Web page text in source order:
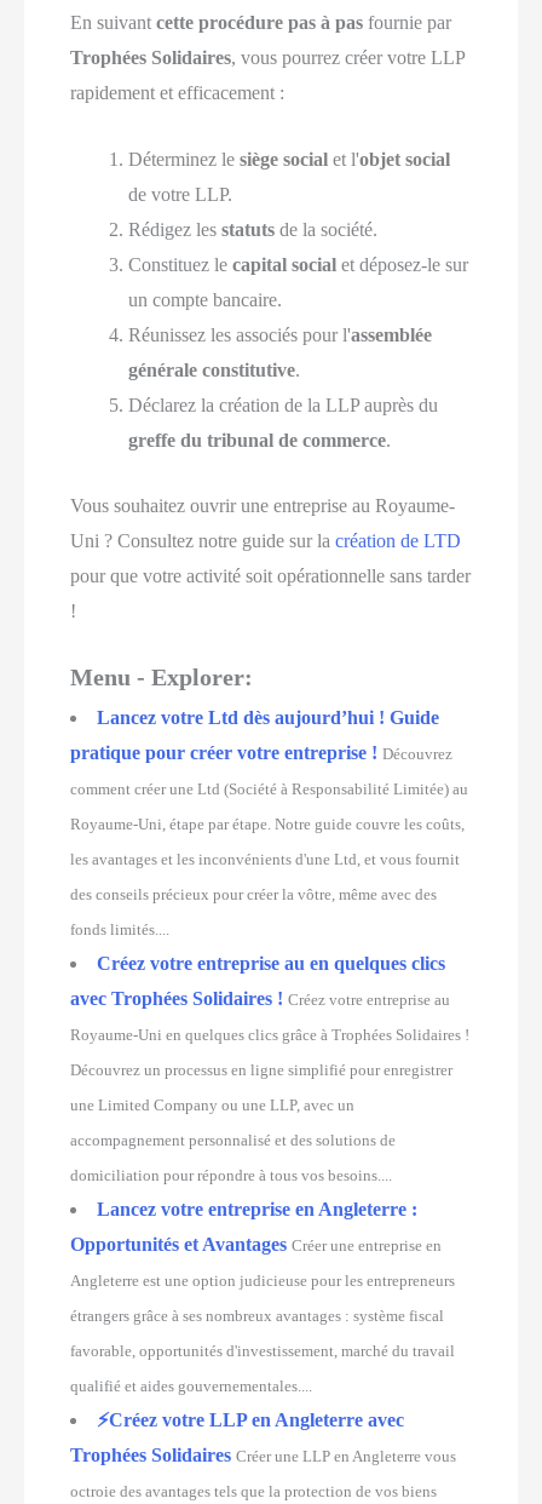
En suivantcette procédure pas à pas fournie par
Trophées Solidaires, vous pourrez créer votre LLP
rapidement et efficacement :
Déterminez lesiège social et l'objet social
de votre LLP.
Rédigez lesstatuts de la société.
Constituez lecapital social et déposez-le sur
un compte bancaire.
Réunissez les associés pour l'assemblée
générale constitutive.
Déclarez la création de la LLP auprès du
greffe du tribunal de commerce.
Vous souhaitez ouvrir une entreprise au Royaume-
Uni ? Consultez notre guide sur lacréation de LTD
pour que votre activité soit opérationnelle sans tarder
!
Menu - Explorer:
Lancez votre Ltd dès aujourd’hui ! Guide
pratique pour créer votre entreprise ! Découvrez
comment créer une Ltd (Société à Responsabilité Limitée) au
Royaume-Uni, étape par étape. Notre guide couvre les coûts,
les avantages et les inconvénients d'une Ltd, et vous fournit
des conseils précieux pour créer la vôtre, même avec des
fonds limités....
Créez votre entreprise au en quelques clics
avec Trophées Solidaires ! Créez votre entreprise au
Royaume-Uni en quelques clics grâce à Trophées Solidaires !
Découvrez un processus en ligne simplifié pour enregistrer
une Limited Company ou une LLP, avec un
accompagnement personnalisé et des solutions de
domiciliation pour répondre à tous vos besoins....
Lancez votre entreprise en Angleterre :
Opportunités et Avantages Créer une entreprise en
Angleterre est une option judicieuse pour les entrepreneurs
étrangers grâce à ses nombreux avantages : système fiscal
favorable, opportunités d'investissement, marché du travail
qualifié et aides gouvernementales....
⚡️Créez votre LLP en Angleterre avec
Trophées Solidaires Créer une LLP en Angleterre vous
octroie des avantages tels que la protection de vos biens